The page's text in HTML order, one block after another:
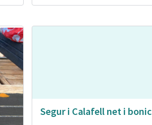
Segur i Calafell net i bonic